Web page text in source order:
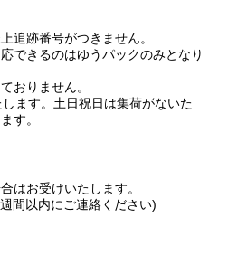
追跡番号がつきません。
できるのはゆうパックのみとなり
おりません。
ます。土日祝日は集荷がないた
す。
はお受けいたします。
間以内にご連絡ください)